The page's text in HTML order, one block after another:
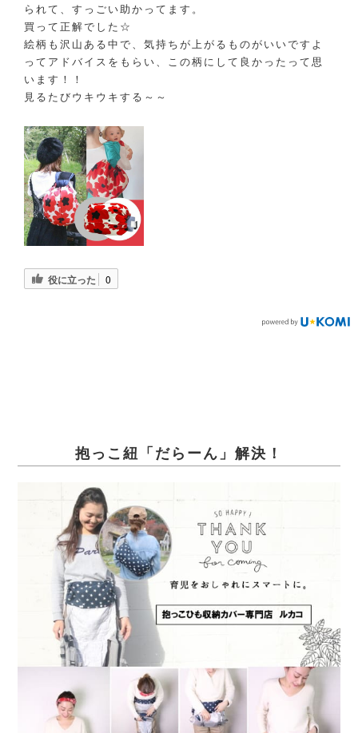
られて、すっごい助かってます。
買って正解でした☆
絵柄も沢山ある中で、気持ちが上がるものがいいですよ
ってアドバイスをもらい、この柄にして良かったって思
います！！
見るたびウキウキする～～
役に立った 0
抱っこ紐「だらーん」解決！